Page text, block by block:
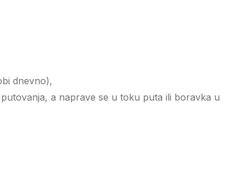
dnevno),
a naprave se u toku puta ili boravka u